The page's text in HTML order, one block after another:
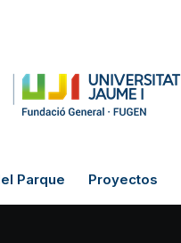
Parque Proyectos